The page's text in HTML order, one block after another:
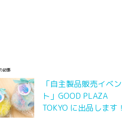
記事
「自主製品販売イベン
ト」GOOD PLAZA
TOKYO に出品します！